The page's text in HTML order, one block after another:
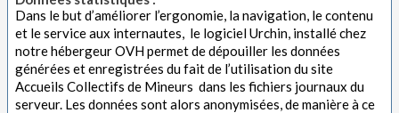
Dans le but d’améliorer l’ergonomie, la navigation, le contenu
et le service aux internautes, le logiciel Urchin, installé chez
notre hébergeur OVH permet de dépouiller les données
générées et enregistrées du fait de l’utilisation du site
Accueils Collectifs de Mineurs dans les fichiers journaux du
serveur. Les données sont alors anonymisées, de manière à ce